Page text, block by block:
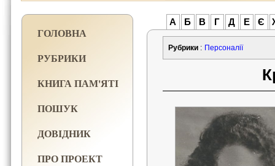
ГОЛОВНА
РУБРИКИ
КНИГА ПАМ'ЯТІ
ПОШУК
ДОВІДНИК
ПРО ПРОЕКТ
А Б В Г Д Е Є
Рубрики : Персоналії